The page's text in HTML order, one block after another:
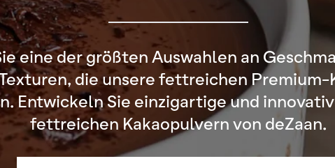
eine der größten Auswahlen an
die unsere fettreichen Premium-
Entwickeln Sie einzigartige und
fettreichen Kakaopulvern von deZaan.